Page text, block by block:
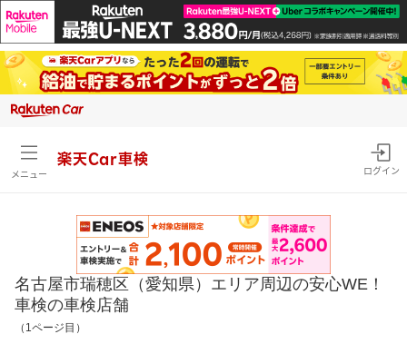
メニュー
楽天Car車検
ログイン
名古屋市瑞穂区（愛知県）エリア周辺の安心WE！
車検の車検店舗
（1ページ目）